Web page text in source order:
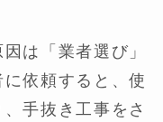
は「業者選び」
依頼すると、使
手抜き工事をさ